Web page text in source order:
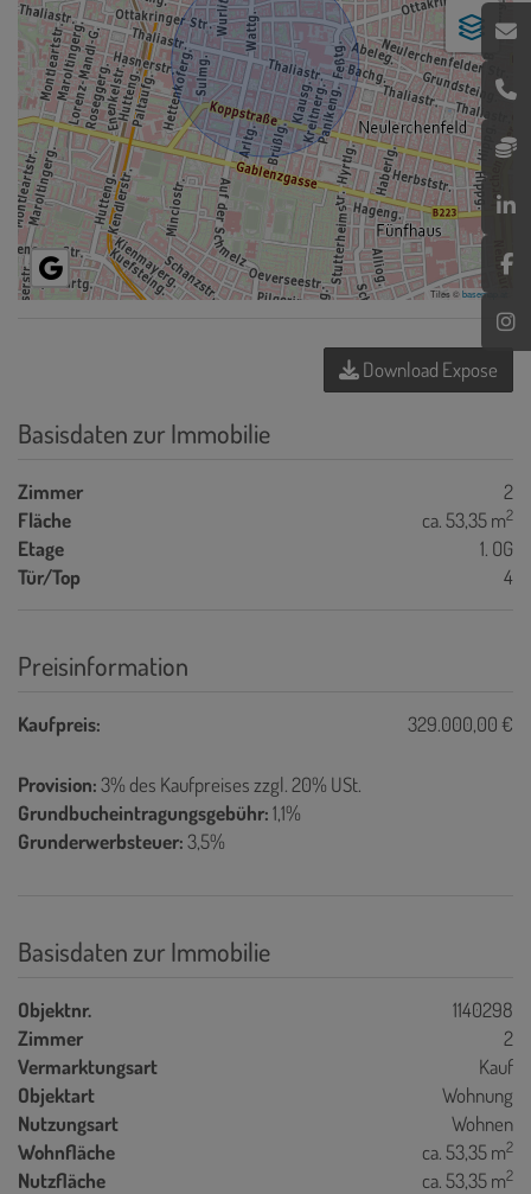
Tiles ©basemap.at
Download Expose
Basisdaten zur Immobilie
Zimmer
2
Fläche
ca. 53,35 m2
Etage
1. OG
Tür/Top
4
Preisinformation
Kaufpreis: 329.000,00 €
Provision:3% des Kaufpreises zzgl. 20% USt.
Grundbucheintragungsgebühr:1,1%
Grunderwerbsteuer:3,5%
Basisdaten zur Immobilie
Objektnr.
1140298
Zimmer
2
Vermarktungsart
Kauf
Objektart
Wohnung
Nutzungsart
Wohnen
Wohnfläche
ca. 53,35 m2
Nutzfläche ca. 53,35 m2